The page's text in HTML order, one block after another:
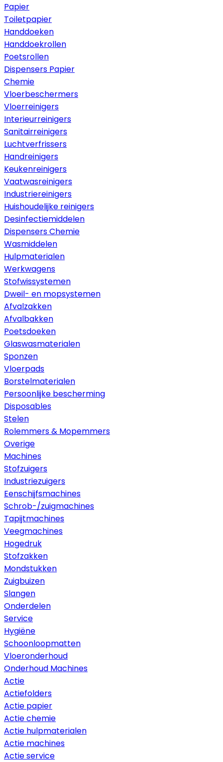
Papier
Toiletpapier
Handdoeken
Handdoekrollen
Poetsrollen
Dispensers Papier
Chemie
Vloerbeschermers
Vloerreinigers
Interieurreinigers
Sanitairreinigers
Luchtverfrissers
Handreinigers
Keukenreinigers
Vaatwasreinigers
Industriereinigers
Huishoudelijke reinigers
Desinfectiemiddelen
Dispensers Chemie
Wasmiddelen
Hulpmaterialen
Werkwagens
Stofwissystemen
Dweil- en mopsystemen
Afvalzakken
Afvalbakken
Poetsdoeken
Glaswasmaterialen
Sponzen
Vloerpads
Borstelmaterialen
Persoonlijke bescherming
Disposables
Stelen
Rolemmers & Mopemmers
Overige
Machines
Stofzuigers
Industriezuigers
Eenschijfsmachines
Schrob-/zuigmachines
Tapijtmachines
Veegmachines
Hogedruk
Stofzakken
Mondstukken
Zuigbuizen
Slangen
Onderdelen
Service
Hygiëne
Schoonloopmatten
Vloeronderhoud
Onderhoud Machines
Actie
Actiefolders
Actie papier
Actie chemie
Actie hulpmaterialen
Actie machines
Actie service